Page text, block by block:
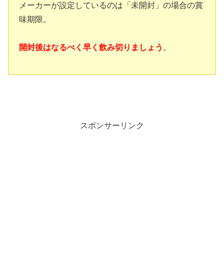
メーカーが設定しているのは「未開封」の場合の賞
味期限。
開封後はなるべく早く飲み切りましょう 。
スポンサーリンク